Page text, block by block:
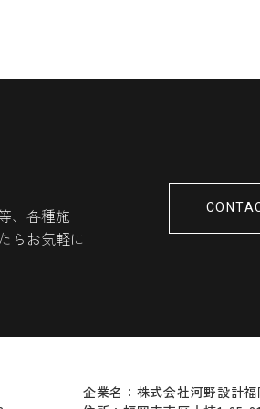
、各種施
らお気軽に
企業名：株式会社河野設計福